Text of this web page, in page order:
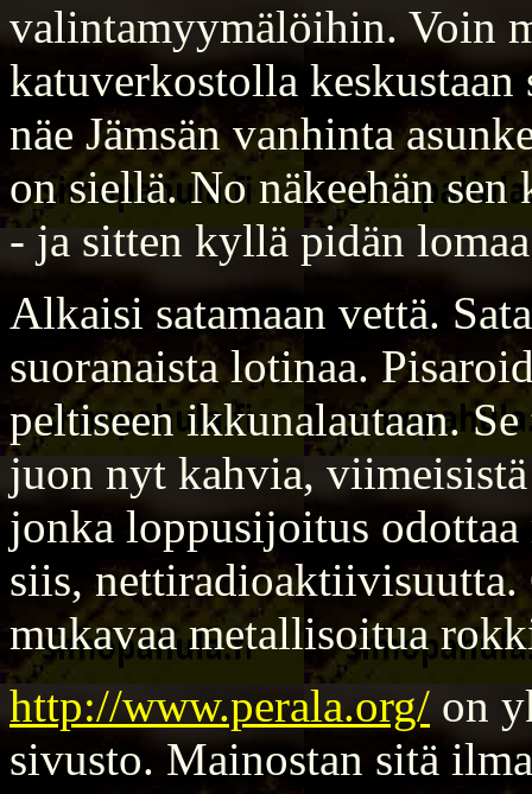
valintamyymälöihin. Voin
katuverkostolla
näe Jämsän vanhinta
on siellä. No näkeehän
- ja sitten kyllä pidän
Alkaisi satamaan vettä.
suoranaista lotinaa.
peltiseen ikkunalautaan.
juon nyt kahvia,
jonka loppusijoitus
siis,
mukavaa metallisoitua
http://www.perala.org/ on
sivusto. Mainostan sitä